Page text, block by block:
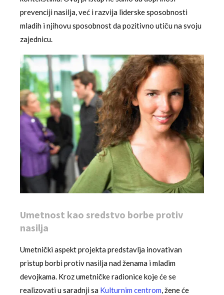
prevenciji nasilja, već i razvija liderske sposobnosti
mladih i njihovu sposobnost da pozitivno utiču na svoju
zajednicu.
Umetnost kao sredstvo borbe protiv
nasilja
Umetnički aspekt projekta predstavlja inovativan
pristup borbi protiv nasilja nad ženama i mladim
devojkama. Kroz umetničke radionice koje će se
realizovati u saradnji sa Kulturnim centrom, žene će